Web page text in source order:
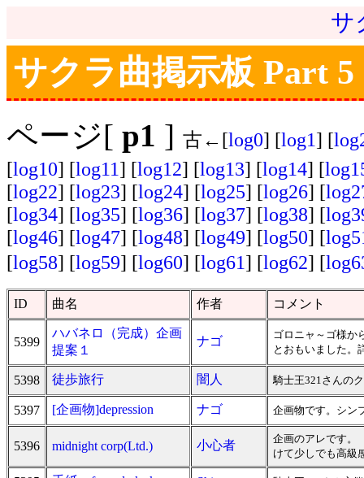
サ
サクラ曲掲示板 Part 5
ページ[ p1 ] 古←[log0] [log1] [
[log10] [log11] [log12] [log13] [log14] [
[log22] [log23] [log24] [log25] [log26] [
[log34] [log35] [log36] [log37] [log38] [
[log46] [log47] [log48] [log49] [log50] [
[log58] [log59] [log60] [log61] [log62] [
ID 曲名 作者 コメント
5399
ハバネロ（完成）企画
提案１
ナゴ
ゴロニャ～ゴ様か
とおもいました。
5398 徒歩旅行 闇人 騎士王321さんの
5397 [企画物]depression ナゴ 企画物です。シン
5396 midnight corp(Ltd.) 小心者
企画のアレです。
けて少しでも高級